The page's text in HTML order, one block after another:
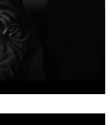
Läs om hans historia och